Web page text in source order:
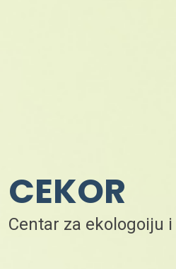
CEKOR
Centar za ekologoiju